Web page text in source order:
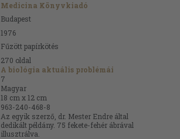
Medicina Könyvkiadó
Budapest
1976
Fűzött papírkötés
270 oldal
A biológia aktuális problémái
7
Magyar
18 cm x 12 cm
963-240-468-8
Az egyik szerző, dr. Mester Endre által
dedikált példány. 75 fekete-fehér ábrával
illusztrálva.